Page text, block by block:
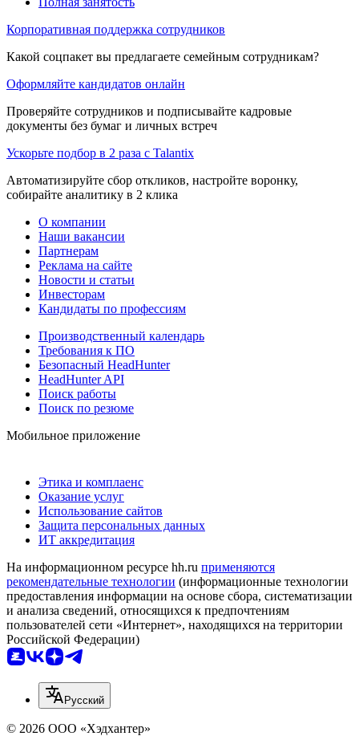
Корпоративная поддержка сотрудников
Какой соцпакет вы предлагаете семейным сотрудникам?
Оформляйте кандидатов онлайн
Проверяйте сотрудников и подписывайте кадровые
документы без бумаг и личных встреч
Ускорьте подбор в 2 раза с Talantix
Автоматизируйте сбор откликов, настройте воронку,
собирайте аналитику в 2 клика
О компании
Наши вакансии
Партнерам
Реклама на сайте
Новости и статьи
Инвесторам
Кандидаты по профессиям
Производственный календарь
Требования к ПО
Безопасный HeadHunter
HeadHunter API
Поиск работы
Поиск по резюме
Мобильное приложение
Этика и комплаенс
Оказание услуг
Использование сайтов
Защита персональных данных
ИТ аккредитация
На информационном ресурсе hh.ru применяются
рекомендательные технологии (информационные технологии
предоставления информации на основе сбора, систематизации
и анализа сведений, относящихся к предпочтениям
пользователей сети «Интернет», находящихся на территории
Российской Федерации)
Русский
© 2026 ООО «Хэдхантер»